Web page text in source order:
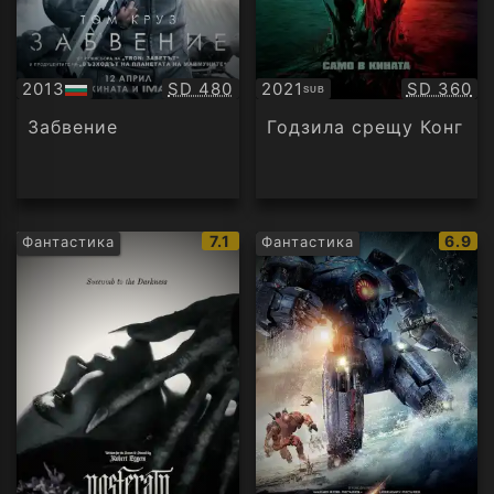
2013
БГ
аудио
Качество:
SD 480
Забвение
2021 SUB
Субтитри SD 360
Годзила срещу Конг
Фантастика
IMDb
рейтинг:
7.1 Фантастика
IMDb
6.9